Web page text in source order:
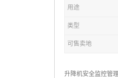
用途
类型
可售卖地
升降机安全监控管